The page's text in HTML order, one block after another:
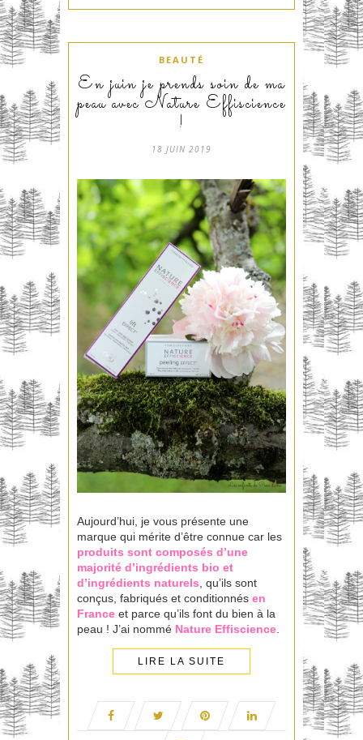
BEAUTÉ
En juin je prends soin de ma
peau avec Nature Effiscience
!
18 JUIN 2019
Aujourd’hui, je vous présente une
marque qui mérite d’être connue car les
produits sont composés d’une
majorité d’ingrédients bio et
d’ingrédients naturels , qu’ils sont
conçus, fabriqués et conditionnés en
France et parce qu’ils font du bien à la
peau ! J’ai nommé Nature Effiscience
LIRE LA SUITE